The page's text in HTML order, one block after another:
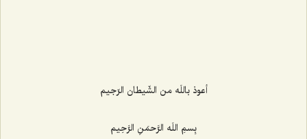
أعوذ باللَه من الشّیطان الرّجیم‌
بِسمِ اللَه الرَّحمَنِ الرَّحِیم‌